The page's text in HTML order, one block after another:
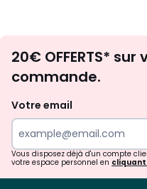
20€ OFFERTS*
commande.
Votre email
Vous disposez déjà d'un compte
votre espace personnel en cliquant